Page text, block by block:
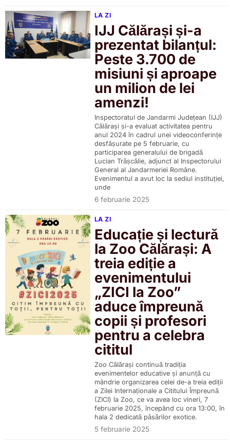
LA ZI
IJJ Călărași și-a
prezentat bilanțul:
Peste 3.700 de
misiuni și aproape
un milion de lei
amenzi!
Inspectoratul de Jandarmi Județean (IJJ)
Călărași și-a evaluat activitatea pentru
anul 2024 în cadrul unei videoconferințe
desfășurate pe 5 februarie, cu
participarea generalului de brigadă
Lucian Trășcălie, adjunct al Inspectorului
General al Jandarmeriei Române.
Evenimentul a avut loc la sediul instituției,
unde
6 februarie 2025
LA ZI
Educație și lectură
la Zoo Călărași: A
treia ediție a
evenimentului
„ZICI la Zoo”
aduce împreună
copii și profesori
pentru a celebra
cititul
Zoo Călărași continuă tradiția
evenimentelor educative și anunță cu
mândrie organizarea celei de-a treia ediții
a Zilei Internaționale a Cititului Împreună
(ZICI) la Zoo, ce va avea loc vineri, 7
februarie 2025, începând cu ora 13:00, în
hala 2 dedicată păsărilor exotice.
5 februarie 2025